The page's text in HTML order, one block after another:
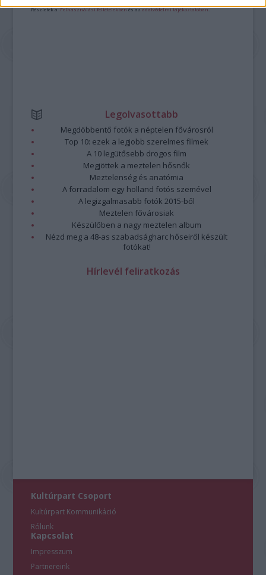
Részletek aFelhasználási feltételekbenés azadatvédelmi tájékoztatóban.
Legolvasottabb
Megdöbbentő fotók a néptelen fővárosról
Top 10: ezek a legjobb szerelmes filmek
A 10 legütősebb drogos film
Megjöttek a meztelen hősnők
Meztelenség és anatómia
A forradalom egy holland fotós szemével
A legizgalmasabb fotók 2015-ből
Meztelen fővárosiak
Készülőben a nagy meztelen album
Nézd meg a 48-as szabadságharc hőseiről készült
fotókat!
Hírlevél feliratkozás
Kultúrpart Csoport
Kultúrpart Kommunikáció
Rólunk
Kapcsolat
Impresszum
Partnereink